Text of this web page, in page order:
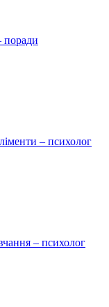
поради
– психолог
– психолог